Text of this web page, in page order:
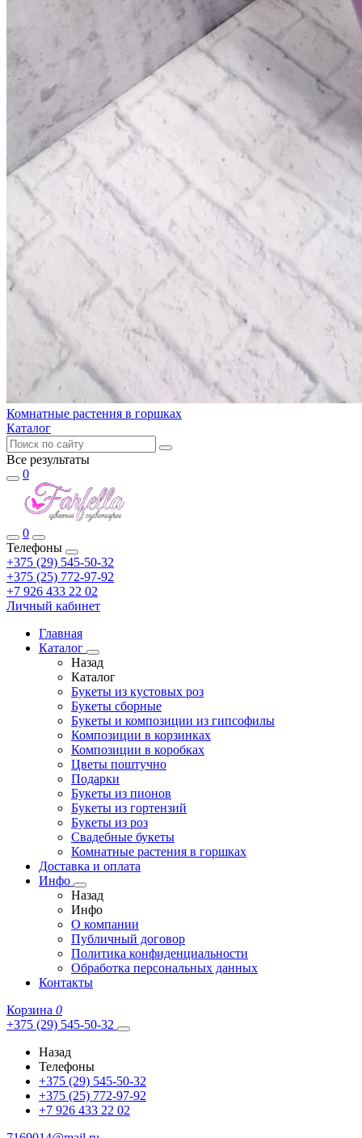
Комнатные растения в горшках
Каталог
Все результаты
0
0
Телефоны
+375 (29) 545-50-32
+375 (25) 772-97-92
+7 926 433 22 02
Личный кабинет
Главная
Каталог
Назад
Каталог
Букеты из кустовых роз
Букеты сборные
Букеты и композиции из гипсофилы
Композиции в корзинках
Композиции в коробках
Цветы поштучно
Подарки
Букеты из пионов
Букеты из гортензий
Букеты из роз
Свадебные букеты
Комнатные растения в горшках
Доставка и оплата
Инфо
Назад
Инфо
О компании
Публичный договор
Политика конфиденциальности
Обработка персональных данных
Контакты
Корзина 0
+375 (29) 545-50-32
Назад
Телефоны
+375 (29) 545-50-32
+375 (25) 772-97-92
+7 926 433 22 02